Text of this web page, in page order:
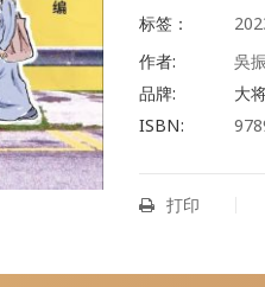
标签：
作者:
吳
品牌:
大
ISBN:
打印